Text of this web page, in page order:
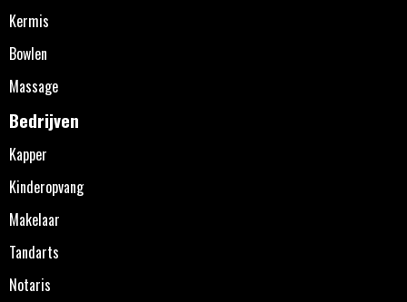
Kermis
Bowlen
Massage
Bedrijven
Kapper
Kinderopvang
Makelaar
Tandarts
Notaris